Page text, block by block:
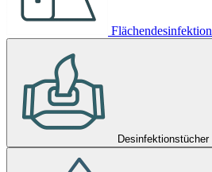
Flächendesinfektion
Desinfektionstücher